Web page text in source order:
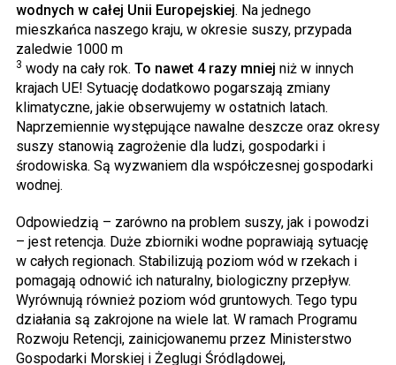
wodnych w całej Unii Europejskiej. Na jednego
mieszkańca naszego kraju, w okresie suszy, przypada
zaledwie 1000 m
3 wody na cały rok. To nawet 4 razy mniej niż w innych
krajach UE! Sytuację dodatkowo pogarszają zmiany
klimatyczne, jakie obserwujemy w ostatnich latach.
Naprzemiennie występujące nawalne deszcze oraz okresy
suszy stanowią zagrożenie dla ludzi, gospodarki i
środowiska. Są wyzwaniem dla współczesnej gospodarki
wodnej.
Odpowiedzią – zarówno na problem suszy, jak i powodzi
– jest retencja. Duże zbiorniki wodne poprawiają sytuację
w całych regionach. Stabilizują poziom wód w rzekach i
pomagają odnowić ich naturalny, biologiczny przepływ.
Wyrównują również poziom wód gruntowych. Tego typu
działania są zakrojone na wiele lat. W ramach Programu
Rozwoju Retencji, zainicjowanemu przez Ministerstwo
Gospodarki Morskiej i Żeglugi Śródlądowej,